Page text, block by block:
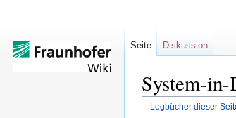
System-in-
Logbücher dieser
Seite Diskussion